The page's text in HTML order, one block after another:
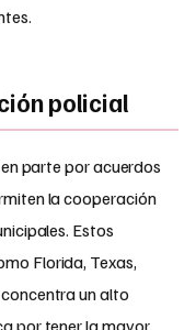
policial
parte por acuerdos
la cooperación
Estos
Florida, Texas,
un alto
por tener la mayor